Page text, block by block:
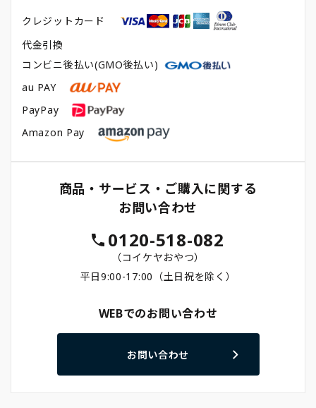
クレジットカード
代金引換
コンビニ後払い(GMO後払い)
au PAY
PayPay
Amazon Pay
商品・サービス・ご購入に関する
お問い合わせ
0120-518-082
（コイケヤおやつ）
平日9:00-17:00（土日祝を除く）
WEBでのお問い合わせ
お問い合わせ